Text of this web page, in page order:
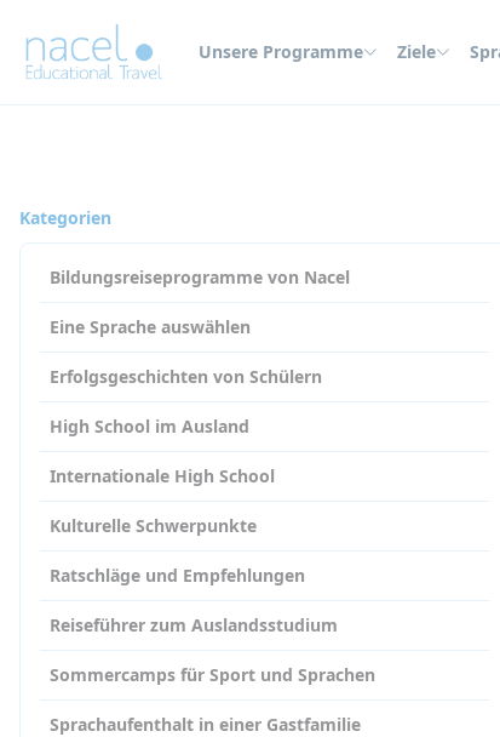
Unsere Programme Ziele
Euer Teenager möchte ein High School
Kategorien
Bildungsreiseprogramme von Nacel
Eine Sprache auswählen
Erfolgsgeschichten von Schülern
High School im Ausland
Internationale High School
Kulturelle Schwerpunkte
Ratschläge und Empfehlungen
Reiseführer zum Auslandsstudium
Sommercamps für Sport und Sprachen
Sprachaufenthalt in einer Gastfamilie